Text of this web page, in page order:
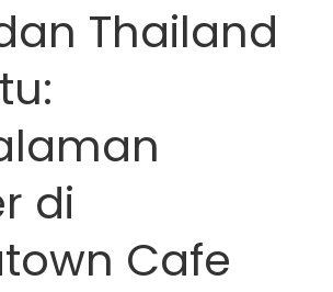
Thailand
di
Cafe